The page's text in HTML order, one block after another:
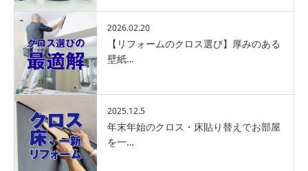
2026.02.20
【リフォームのクロス選び】厚みのある
壁紙…
2025.12.5
年末年始のクロス・床貼り替えでお部屋
を一…